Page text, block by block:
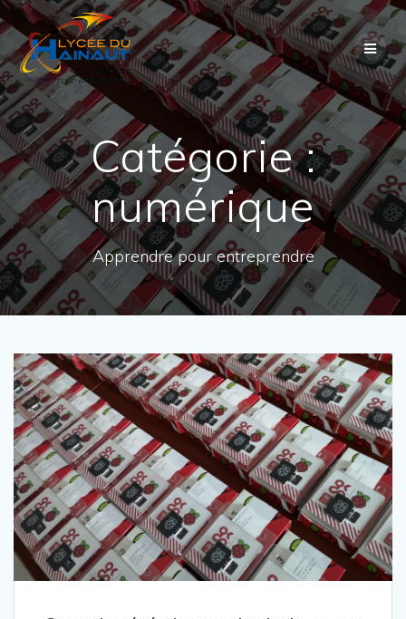
Passer
au
contenu
Catégorie :
numérique
Apprendre pour entreprendre